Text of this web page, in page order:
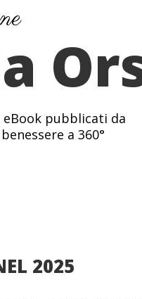
pubblicati da
a 360°
2025